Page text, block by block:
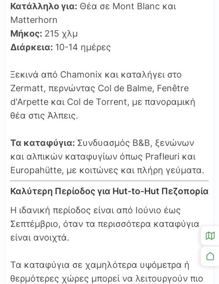
Κατάλληλο για: Θέα σε Mont Blanc και
Matterhorn
Μήκος: 215 χλμ
Διάρκεια: 10-14 ημέρες
Ξεκινά από Chamonix και καταλήγει στο
Zermatt, περνώντας Col de Balme, Fenêtre
d'Arpette και Col de Torrent, με πανοραμική
θέα στις Άλπεις.
Τα καταφύγια: Συνδυασμός B&B, ξενώνων
και αλπικών καταφυγίων όπως Prafleuri και
Europahütte, με κοιτώνες και πλήρη γεύματα.
Καλύτερη Περίοδος για Hut-to-Hut Πεζοπορία
Η ιδανική περίοδος είναι από Ιούνιο έως
Σεπτέμβριο, όταν τα περισσότερα καταφύγια
είναι ανοιχτά.
Τα καταφύγια σε χαμηλότερα υψόμετρα ή
θερμότερες χώρες μπορεί να λειτουργούν πιο